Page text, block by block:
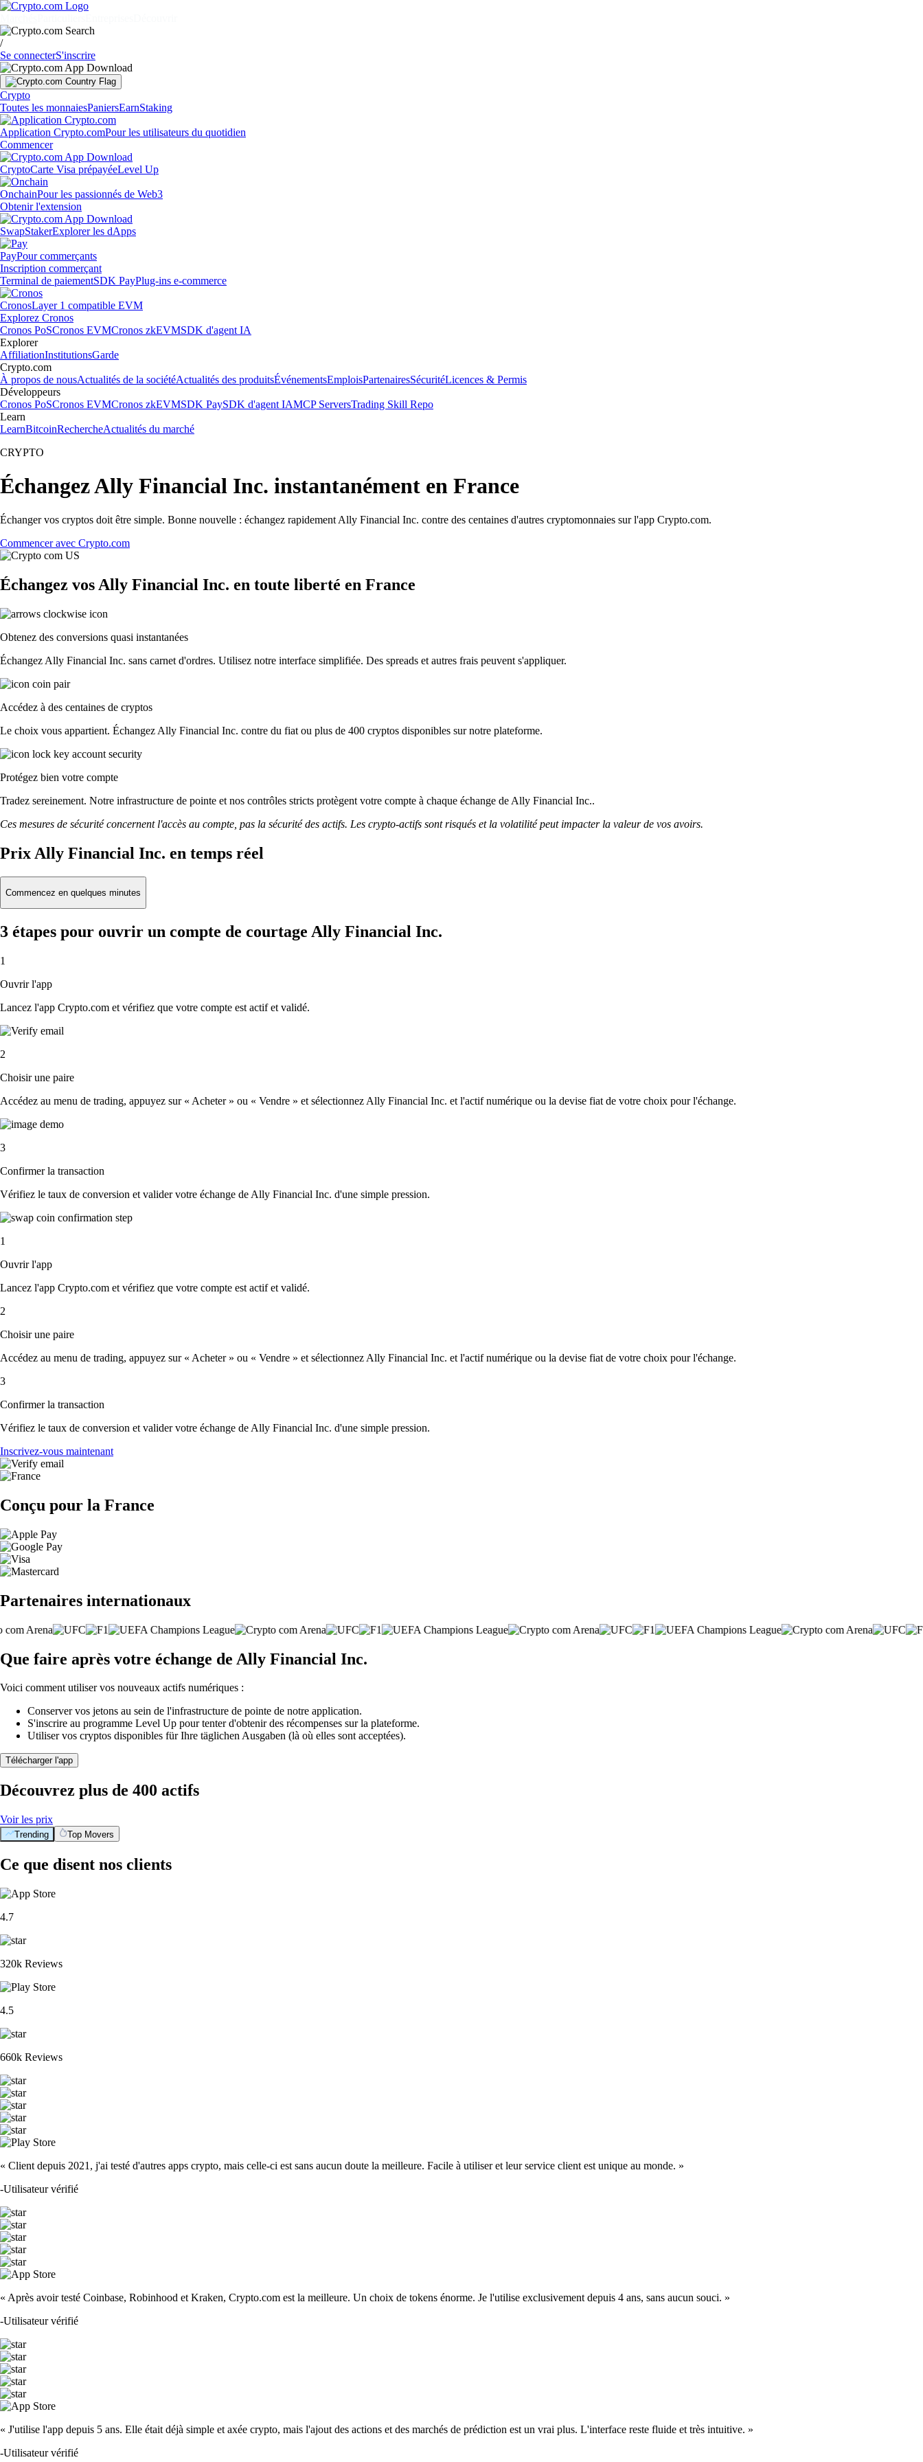
/
Se connecterS'inscrire
Crypto
Toutes les monnaiesPaniersEarnStaking
Application Crypto.comPour les utilisateurs du quotidien
Commencer
CryptoCarte Visa prépayéeLevel Up
OnchainPour les passionnés de Web3
Obtenir l'extension
SwapStakerExplorer les dApps
PayPour commerçants
Inscription commerçant
Terminal de paiementSDK PayPlug-ins e-commerce
CronosLayer 1 compatible EVM
Explorez Cronos
Cronos PoSCronos EVMCronos zkEVMSDK d'agent IA
Explorer
AffiliationInstitutionsGarde
Crypto.com
À propos de nousActualités de la sociétéActualités des produitsÉvénementsEmploisPartenairesSécuritéLicences & Permis
Développeurs
Cronos PoSCronos EVMCronos zkEVMSDK PaySDK d'agent IAMCP ServersTrading Skill Repo
Learn
LearnBitcoinRechercheActualités du marché
CRYPTO
Échangez Ally Financial Inc. instantanément en France
Échanger vos cryptos doit être simple. Bonne nouvelle : échangez rapidement Ally Financial Inc. contre des centaines d'autres cryptomonnaies sur l'app Crypto.com.
Commencer avec Crypto.com
Échangez vos Ally Financial Inc. en toute liberté en France
Obtenez des conversions quasi instantanées
Échangez Ally Financial Inc. sans carnet d'ordres. Utilisez notre interface simplifiée. Des spreads et autres frais peuvent s'appliquer.
Accédez à des centaines de cryptos
Le choix vous appartient. Échangez Ally Financial Inc. contre du fiat ou plus de 400 cryptos disponibles sur notre plateforme.
Protégez bien votre compte
Tradez sereinement. Notre infrastructure de pointe et nos contrôles stricts protègent votre compte à chaque échange de Ally Financial Inc..
Ces mesures de sécurité concernent l'accès au compte, pas la sécurité des actifs. Les crypto-actifs sont risqués et la volatilité peut impacter la valeur de vos avoirs.
Prix Ally Financial Inc. en temps réel
Commencez en quelques minutes
3 étapes pour ouvrir un compte de courtage Ally Financial Inc.
1
Ouvrir l'app
Lancez l'app Crypto.com et vérifiez que votre compte est actif et validé.
2
Choisir une paire
Accédez au menu de trading, appuyez sur « Acheter » ou « Vendre » et sélectionnez Ally Financial Inc. et l'actif numérique ou la devise fiat de votre choix pour l'échange.
3
Confirmer la transaction
Vérifiez le taux de conversion et valider votre échange de Ally Financial Inc. d'une simple pression.
1
Ouvrir l'app
Lancez l'app Crypto.com et vérifiez que votre compte est actif et validé.
2
Choisir une paire
Accédez au menu de trading, appuyez sur « Acheter » ou « Vendre » et sélectionnez Ally Financial Inc. et l'actif numérique ou la devise fiat de votre choix pour l'échange.
3
Confirmer la transaction
Vérifiez le taux de conversion et valider votre échange de Ally Financial Inc. d'une simple pression.
Inscrivez-vous maintenant
Conçu pour la France
Partenaires internationaux
Que faire après votre échange de Ally Financial Inc.
Voici comment utiliser vos nouveaux actifs numériques :
Conserver vos jetons au sein de l'infrastructure de pointe de notre application.
S'inscrire au programme Level Up pour tenter d'obtenir des récompenses sur la plateforme.
Utiliser vos cryptos disponibles für Ihre täglichen Ausgaben (là où elles sont acceptées).
Télécharger l'app
Découvrez plus de 400 actifs
Voir les prix
Trending Top Movers
Ce que disent nos clients
4.7
320k Reviews
4.5
660k Reviews
« Client depuis 2021, j'ai testé d'autres apps crypto, mais celle-ci est sans aucun doute la meilleure. Facile à utiliser et leur service client est unique au monde. »
-Utilisateur vérifié
« Après avoir testé Coinbase, Robinhood et Kraken, Crypto.com est la meilleure. Un choix de tokens énorme. Je l'utilise exclusivement depuis 4 ans, sans aucun souci. »
-Utilisateur vérifié
« J'utilise l'app depuis 5 ans. Elle était déjà simple et axée crypto, mais l'ajout des actions et des marchés de prédiction est un vrai plus. L'interface reste fluide et très intuitive. »
-Utilisateur vérifié